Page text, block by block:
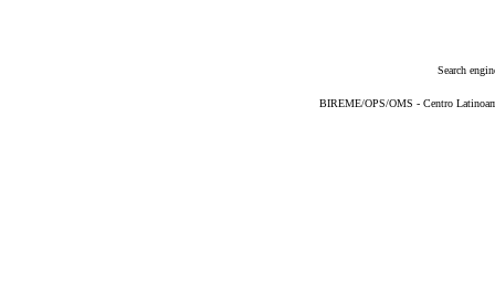
Search
BIREME/OPS/OMS - Centro